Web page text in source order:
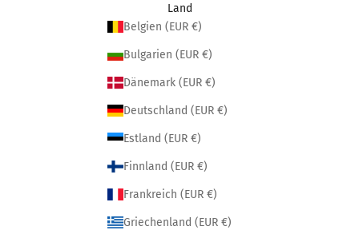
Land
Belgien (EUR €)
Bulgarien (EUR €)
Dänemark (EUR €)
Deutschland (EUR €)
Estland (EUR €)
Finnland (EUR €)
Frankreich (EUR €)
Griechenland (EUR €)